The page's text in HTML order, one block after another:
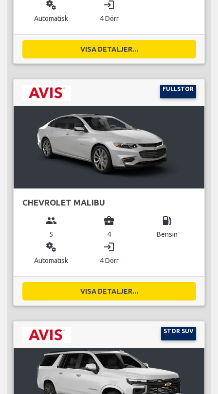
miscellaneous_services
Automatisk
login
4 Dörr
VISA DETALJER...
FULLSTOR
CHEVROLET MALIBU
group
5
business_center
4
local_gas_station
Bensin
miscellaneous_services
Automatisk
login
4 Dörr
VISA DETALJER...
STOR SUV